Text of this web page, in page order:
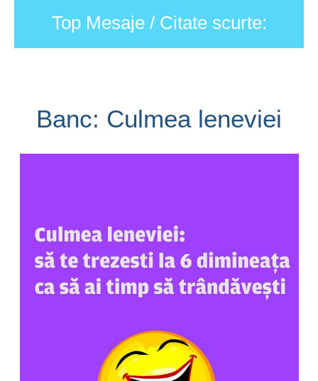
Top Mesaje / Citate scurte:
Banc: Culmea leneviei